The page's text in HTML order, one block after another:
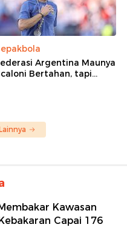
Argentina Maunya
Bertahan, tapi...
Kawasan
Capai 176